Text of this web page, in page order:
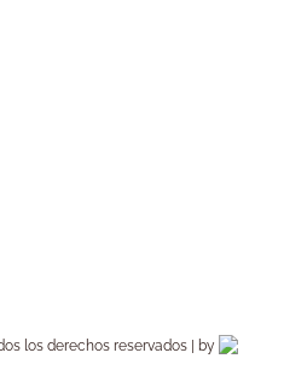
los derechos reservados | by